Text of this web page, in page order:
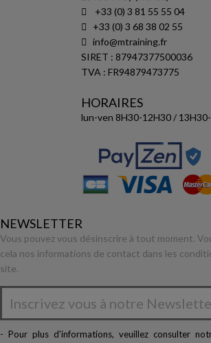
+33 (0) 3 81 55 55 04
+33 (0) 3 68 38 02 55
info@mtraining.fr
SIRET : 87947377500036
TVA : FR94879473775
HORAIRES
lun-ven 8H30-12H30 /
NEWSLETTER
Vous pouvez vous désinscrire à tout moment.
cela nos informations de contact dans les
site.
- Pour plus d'informations, veuillez consulter